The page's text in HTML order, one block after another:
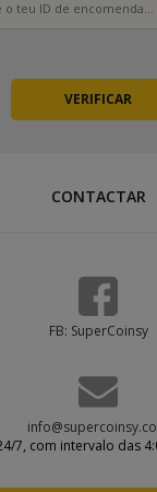
CONTACTAR
FB: SuperCoinsy
7, com intervalo das